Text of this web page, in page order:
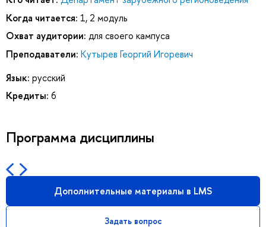
Когда читается: 1, 2 модуль
Охват аудитории: для своего кампуса
Преподаватели: Кутырев Георгий Игоревич
Язык: русский
Кредиты: 6
Программа дисциплины
Дополнительные материалы в LMS
Задать вопрос